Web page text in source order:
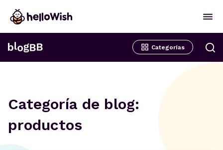
Categorías
Categoría de blog:
productos